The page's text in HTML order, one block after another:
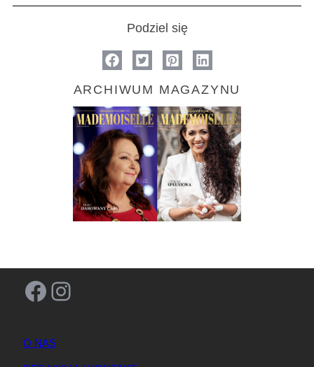
Podziel się
ARCHIWUM MAGAZYNU
Facebook Instagram
O NAS